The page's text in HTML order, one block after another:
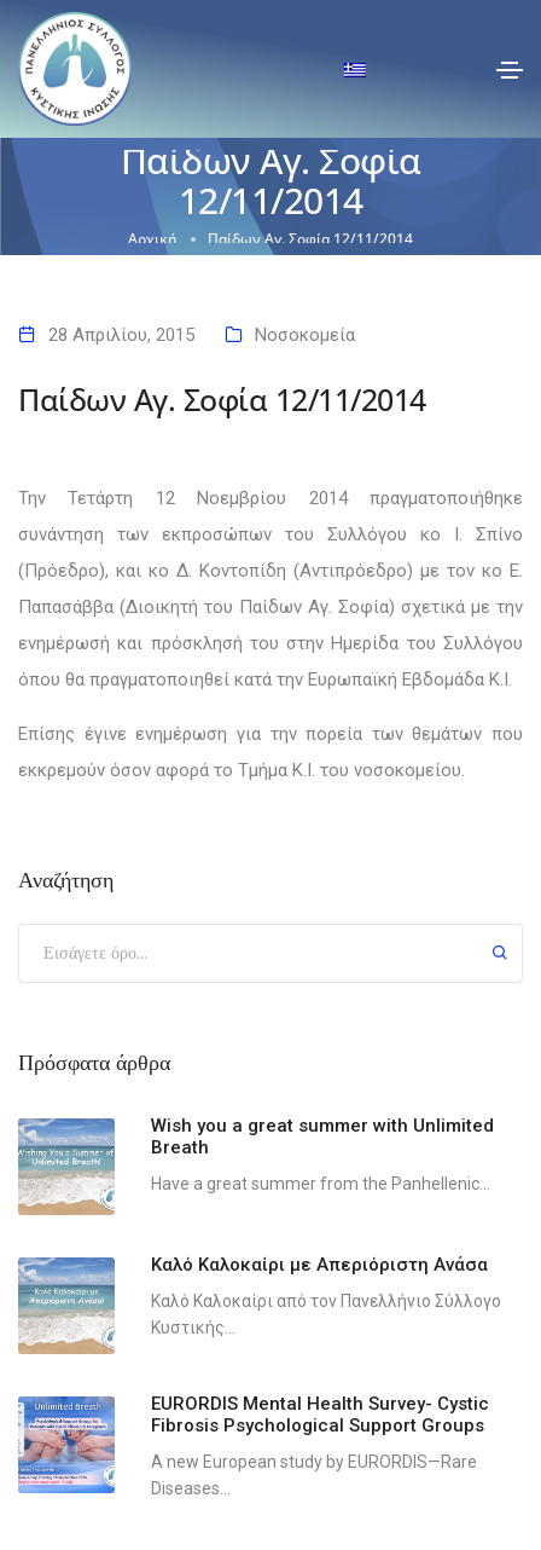
Παίδων Αγ. Σοφία
12/11/2014
Αρχική Παίδων Αγ. Σοφία 12/11/2014
28 Απριλίου, 2015 Νοσοκομεία
Παίδων Αγ. Σοφία 12/11/2014
Την Τετάρτη 12 Νοεμβρίου 2014 πραγματοποιήθηκε
συνάντηση των εκπροσώπων του Συλλόγου κο Ι. Σπίνο
(Πρόεδρο), και κο Δ. Κοντοπίδη (Αντιπρόεδρο) με τον κο Ε.
Παπασάββα (Διοικητή του Παίδων Αγ. Σοφία) σχετικά με την
ενημέρωσή και πρόσκλησή του στην Ημερίδα του Συλλόγου
όπου θα πραγματοποιηθεί κατά την Ευρωπαϊκή Εβδομάδα Κ.Ι.
Επίσης έγινε ενημέρωση για την πορεία των θεμάτων που
εκκρεμούν όσον αφορά το Τμήμα Κ.Ι. του νοσοκομείου.
Αναζήτηση
Πρόσφατα άρθρα
Wish you a great summer with Unlimited
Breath
Have a great summer from the Panhellenic...
Καλό Καλοκαίρι με Απεριόριστη Ανάσα
Καλό Καλοκαίρι από τον Πανελλήνιο Σύλλογο
Κυστικής...
EURORDIS Mental Health Survey- Cystic
Fibrosis Psychological Support Groups
A new European study by EURORDIS—Rare
Diseases...